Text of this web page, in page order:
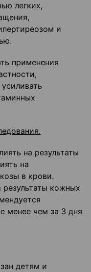
легких,
и
применения
на результаты
на
в крови.
кожных
менее чем за 3 дня
детям и